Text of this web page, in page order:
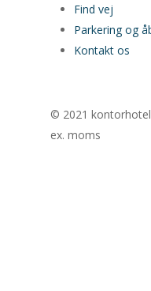
Find vej
Parkering og
Kontakt os
© 2021
ex. moms